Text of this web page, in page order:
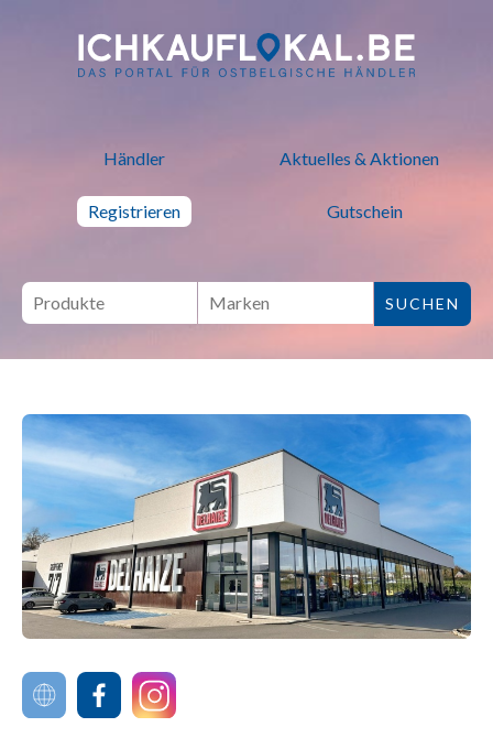
ich kauf lokal - Bei lokalen
Händler Aktuelles & Aktionen
Registrieren Gutschein